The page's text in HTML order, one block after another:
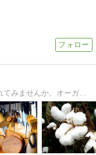
植物のエネルギーを普段の生活に取り入れてみませんか。オーガニックや生薬・植物や無添加のコスメ・生活雑貨・食品などについて紹介しています。オーガニックショップやカフェも合わせて紹介していきます。